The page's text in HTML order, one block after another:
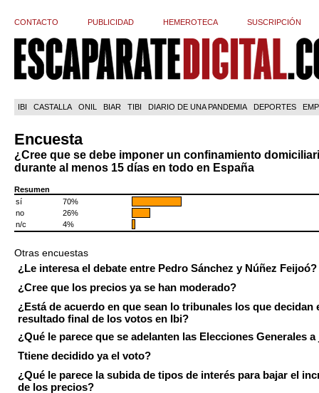
CONTACTO PUBLICIDAD HEMEROTECA SUSCRIPCIÓN
IBI CASTALLA ONIL BIAR TIBI DIARIO DE UNA PANDEMIA DEPORTES
Encuesta
¿Cree que se debe imponer un confinamiento
durante al menos 15 días en todo en España
Resumen
sí
70%
no
26%
n/c
4%
Otras encuestas
¿Le interesa el debate entre Pedro Sánchez y Núñez Feijoó?
¿Cree que los precios ya se han moderado?
¿Está de acuerdo en que sean lo tribunales los que decidan
resultado final de los votos en Ibi?
¿Qué le parece que se adelanten las Elecciones Generales
Ttiene decidido ya el voto?
¿Qué le parece la subida de tipos de interés para bajar el
de los precios?